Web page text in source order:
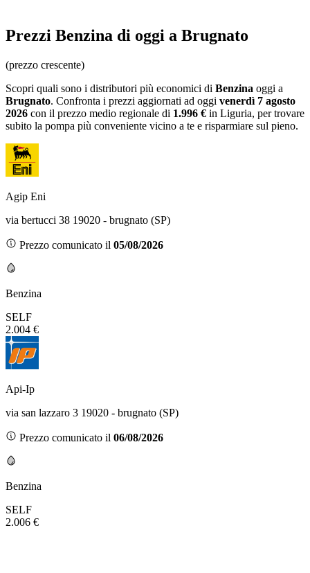
Prezzi Benzina di oggi a Brugnato
(prezzo crescente)
Scopri quali sono i distributori più economici di Benzina oggi a
Brugnato. Confronta i prezzi aggiornati ad oggi venerdì 7 agosto
2026 con il prezzo medio regionale di 1.996 € in Liguria, per trovare
subito la pompa più conveniente vicino a te e risparmiare sul pieno.
Agip Eni
via bertucci 38 19020 - brugnato (SP)
Prezzo comunicato il 05/08/2026
Benzina
SELF
2.004 €
Api-Ip
via san lazzaro 3 19020 - brugnato (SP)
Prezzo comunicato il 06/08/2026
Benzina
SELF
2.006 €